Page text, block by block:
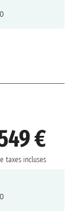
€
taxes incluses